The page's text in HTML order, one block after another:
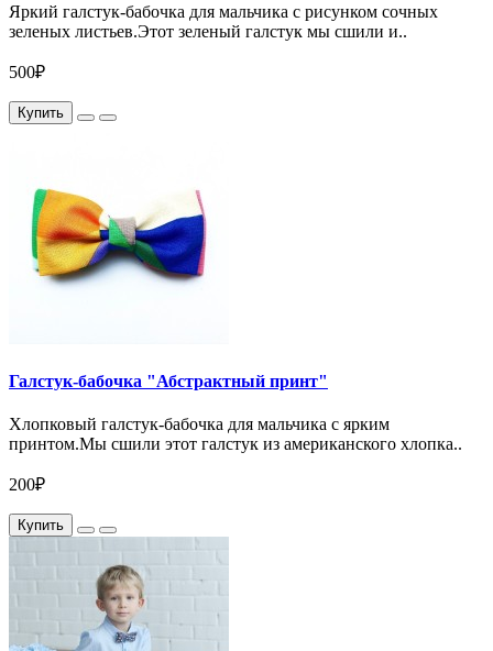
Яркий галстук-бабочка для мальчика с рисунком сочных
зеленых листьев.Этот зеленый галстук мы сшили и..
500₽
Купить
Галстук-бабочка "Абстрактный принт"
Хлопковый галстук-бабочка для мальчика с ярким
принтом.Мы сшили этот галстук из американского хлопка..
200₽
Купить